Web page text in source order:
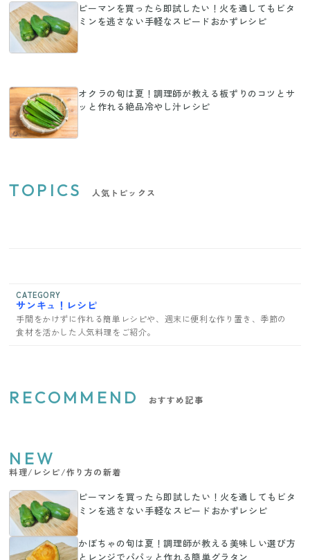
ピーマンを買ったら即試したい！火を通してもビタ
ミンを逃さない手軽なスピードおかずレシピ
オクラの旬は夏！調理師が教える板ずりのコツとサ
ッと作れる絶品冷やし汁レシピ
TOPICS 人気トピックス
CATEGORY
サンキュ！レシピ
手間をかけずに作れる簡単レシピや、週末に便利な作り置き、季節の
食材を活かした人気料理をご紹介。
RECOMMEND おすすめ記事
NEW
料理/レシピ/作り方の新着
ピーマンを買ったら即試したい！火を通してもビタ
ミンを逃さない手軽なスピードおかずレシピ
かぼちゃの旬は夏！調理師が教える美味しい選び方
とレンジでパパッと作れる簡単グラタン